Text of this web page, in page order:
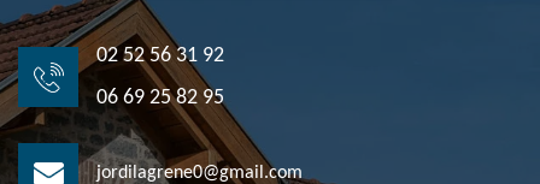
02 52 56 31 92
06 69 25 82 95
jordilagrene0@gmail.com